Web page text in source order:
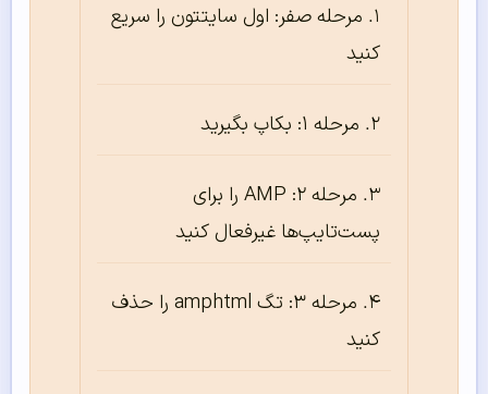
مرحله صفر: اول سایتتون را سریع
کنید
مرحله ۱: بکاپ بگیرید
مرحله ۲: AMP را برای
پست‌تایپ‌ها غیرفعال کنید
مرحله ۳: تگ amphtml را حذف
کنید